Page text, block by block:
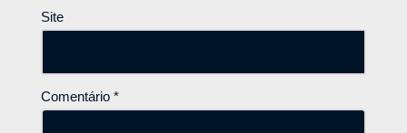
Site
Comentário *